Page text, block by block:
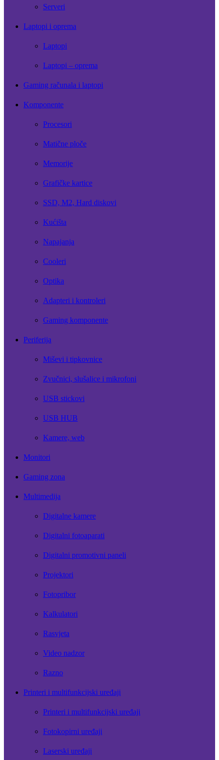
Serveri
Laptopi i oprema
Laptopi
Laptopi – oprema
Gaming računala i laptopi
Komponente
Procesori
Matične ploče
Memorije
Grafičke kartice
SSD, M2, Hard diskovi
Kućišta
Napajanja
Cooleri
Optika
Adapteri i kontroleri
Gaming komponente
Periferija
Miševi i tipkovnice
Zvučnici, slušalice i mikrofoni
USB stickovi
USB HUB
Kamere, web
Monitori
Gaming zona
Multimedija
Digitalne kamere
Digitalni fotoaparati
Digitalni promotivni paneli
Projektori
Fotopribor
Kalkulatori
Rasvjeta
Video nadzor
Razno
Printeri i multifunkcijski uređaji
Printeri i multifunkcijski uređaji
Fotokopirni uređaji
Laserski uređaji